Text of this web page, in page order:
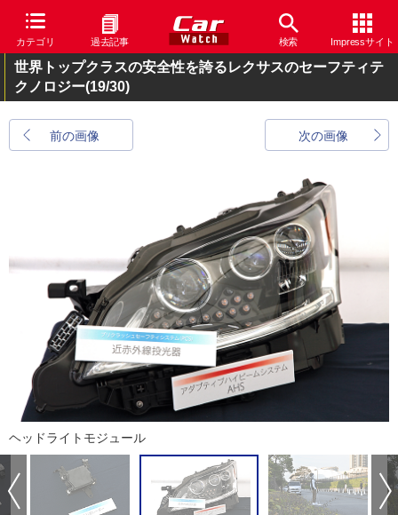
カテゴリ 過去記事 検索 Impressサイト
世界トップクラスの安全性を誇るレクサスのセーフティテ
クノロジー(19/30)
前の画像 次の画像
ヘッドライトモジュール